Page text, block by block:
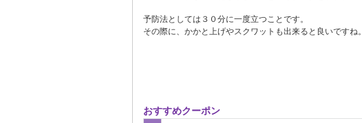
予防法としては３０分に一度立つことです。
その際に、かかと上げやスクワットも出来ると良いですね。
おすすめクーポン